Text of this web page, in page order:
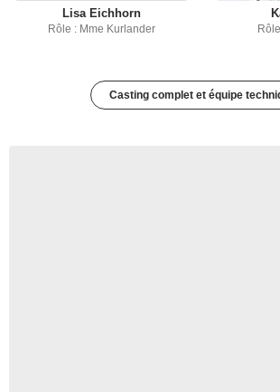
Lisa Eichhorn
Rôle : Mme Kurlander
Casting complet et équipe